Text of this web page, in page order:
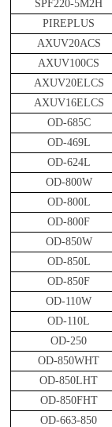
SPF220-5M2H
PIREPLUS
AXUV20ACS
AXUV100CS
AXUV20ELCS
AXUV16ELCS
OD-685C
OD-469L
OD-624L
OD-800W
OD-800L
OD-800F
OD-850W
OD-850L
OD-850F
OD-110W
OD-110L
OD-250
OD-850WHT
OD-850LHT
OD-850FHT
OD-663-850